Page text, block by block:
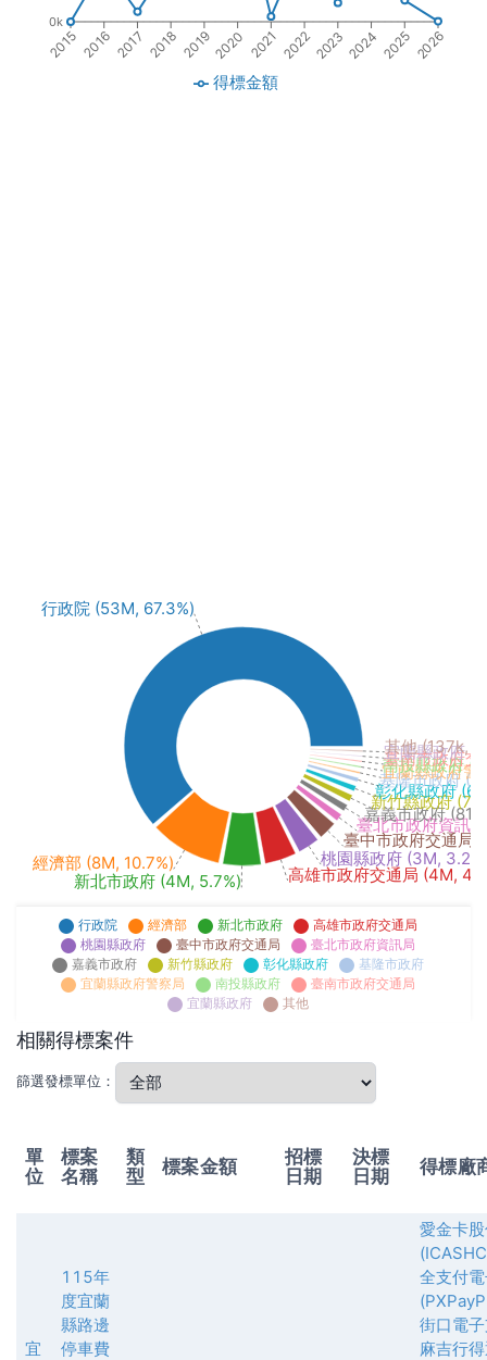
2015 2016 2017 2018 20192020 2021 202220232024 2025 2026
0k
得標金額
行政院 (53M, 67.3%)
經濟部 (8M, 10.7%)
新北市政府 (4M, 5.7%)
高雄市政府交通局 (4M,
桃園縣政府 (3M,
臺中市政府交通局
臺北市政府資訊
嘉義市政府
新竹縣政府
彰化縣政府
基隆市政府
宜蘭縣政府警
南投縣政府
臺南市政府
宜蘭縣政府
其他 (137k,
行政院 經濟部 新北市政府
高雄市政府交通局
桃園縣政府
臺中市政府交通局
臺北市政府資訊局
嘉義市政府
新竹縣政府 彰化縣政府
基隆市政府
宜蘭縣政府警察局
南投縣政府
臺南市政府交通局
宜蘭縣政府
其他
相關得標案件
篩選發標單位：
單
位
標案
名稱
類
型
標案金額
招標
日期
決標
日期
得標廠
宜
115年
度宜蘭
縣路邊
停車費
愛金卡
全支付
街口電
麻吉行